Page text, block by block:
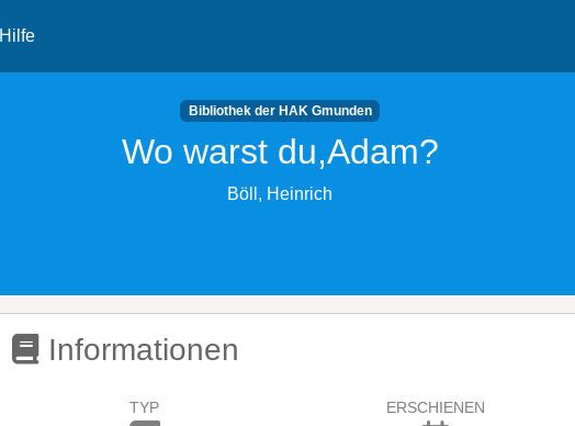
Hilfe
Bibliothek der HAK Gmunden
Wo warst du,Adam?
Böll, Heinrich
Informationen
TYP ERSCHIENEN